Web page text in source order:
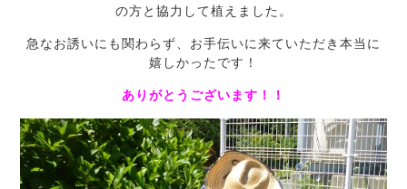
の方と協力して植えました。
急なお誘いにも関わらず、お手伝いに来ていただき本当に
嬉しかったです！
ありがとうございます！！